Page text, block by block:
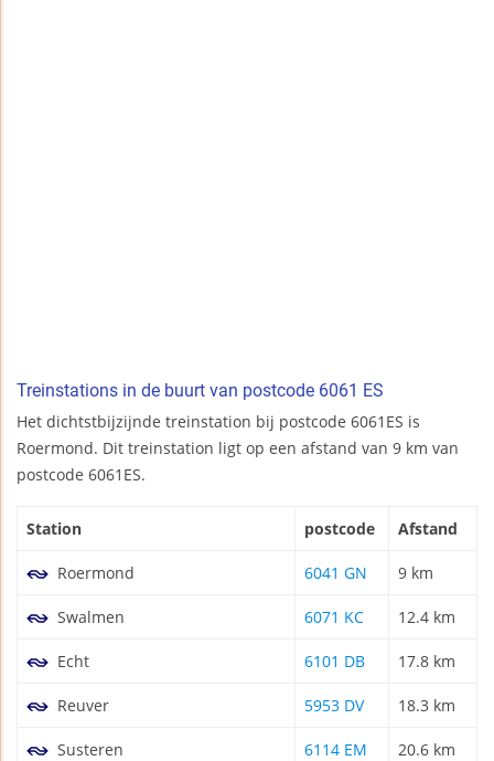
Treinstations in de buurt van postcode 6061 ES
Het dichtstbijzijnde treinstation bij postcode 6061ES is
Roermond. Dit treinstation ligt op een afstand van 9 km van
postcode 6061ES.
Station postcode Afstand
Roermond 6041 GN 9 km
Swalmen 6071 KC 12.4 km
Echt 6101 DB 17.8 km
Reuver 5953 DV 18.3 km
Susteren 6114 EM 20.6 km